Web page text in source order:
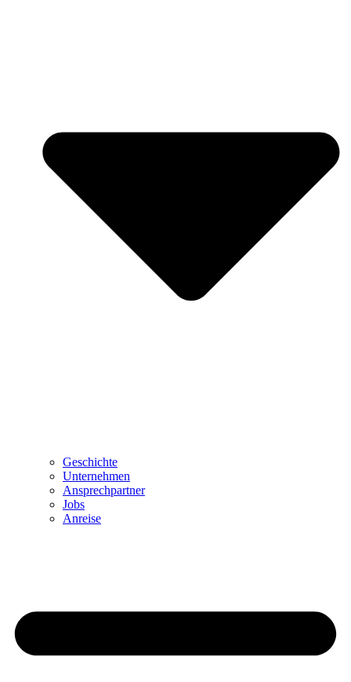
Geschichte
Unternehmen
Ansprechpartner
Jobs
Anreise